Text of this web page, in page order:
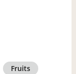
fruits